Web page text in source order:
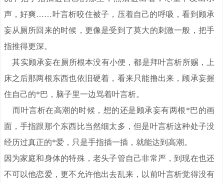
声，好爽……叶言析咬住被子，压着自己的呼吸，看到顾承
妄从厕所回来的时候，更像是受到了莫大的刺激一般，把手
指推得更深。
其实顾承妄在厕所根本没有小便，都是拜叶言析所赐，上
床之后那两根东西也依旧硬着，看来只能撸出来，顾承妄握
住自己的*巴，脑子里一边骂着叶言析。
而叶言析在高潮的时候，想的还是顾承妄有两根*巴的画
面，手指跟那个东西比当然细太多，但是叶言析这种处子没
经历过真正的*爱，只是手指插一插，就能达到高潮。
因为家庭和身体的特殊，老头子管自己非常严，到现在也还
不可以他恋爱，更不允许他出去乱来，以前叶言析觉得没有